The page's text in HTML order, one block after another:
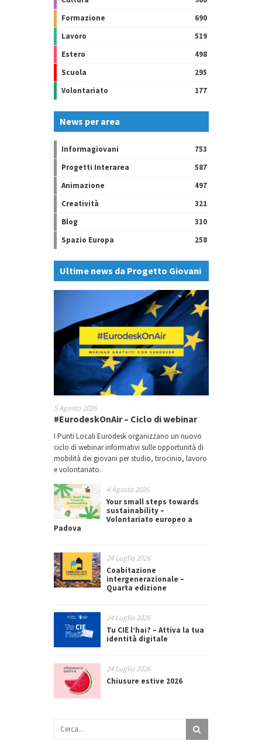
Formazione
690
Lavoro
519
Estero
498
Scuola
295
Volontariato
177
News per area
Informagiovani
753
Progetti Interarea
587
Animazione
497
Creatività
321
Blog
310
Spazio Europa
258
Ultime news da Progetto Giovani
5 Agosto 2026
#EurodeskOnAir – Ciclo di webinar
I Punti Locali Eurodesk organizzano un nuovo
ciclo di webinar informativi sulle opportunità di
mobilità dei giovani per studio, tirocinio, lavoro
e volontariato.
4 Agosto 2026
Your small steps towards
sustainability –
Volontariato europeo a
Padova
24 Luglio 2026
Coabitazione
intergenerazionale –
Quarta edizione
24 Luglio 2026
Tu CIE l’hai? – Attiva la tua
identità digitale
24 Luglio 2026
Chiusure estive 2026